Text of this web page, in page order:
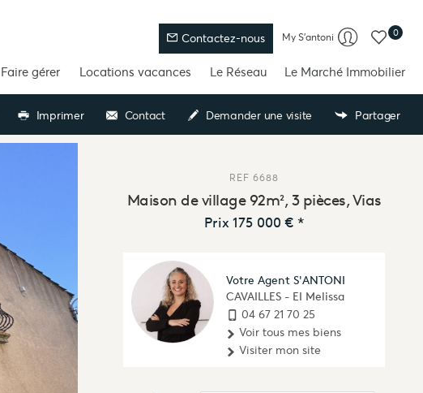
Faire gérer Locations vacances Le Réseau Le Marché Immobilier
Contactez-nous My S'antoni 0
Imprimer Contact Demander une visite Partager
REF 6688
Maison de village 92m², 3 pièces, Vias
Prix 175 000 € *
Votre Agent S'ANTONI
CAVAILLES - EI Melissa
04 67 21 70 25
Voir tous mes biens
Visiter mon site